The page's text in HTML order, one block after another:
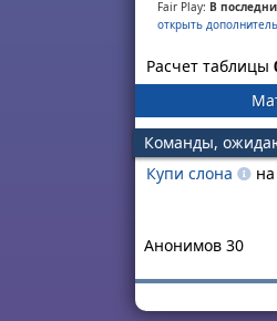
Fair Play: В
открыть
Расчет таблицы
Команды,
Купи слона
Анонимов 30